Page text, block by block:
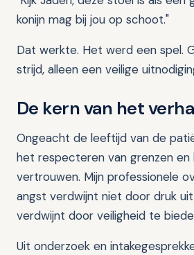
konijn mag bij jou op schoot."
Dat werkte. Het werd een spel.
strijd, alleen een veilige
De kern van het
Ongeacht de leeftijd van de
het respecteren van grenzen
vertrouwen. Mijn professionele
angst verdwijnt niet door druk
verdwijnt door veiligheid te
Uit onderzoek en